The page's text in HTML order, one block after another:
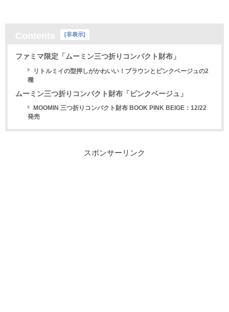
非表示
ファミマ限定「ムーミン三つ折りコンパクト財布」
リトルミイの型押しがかわいい！ブラウンとピンクベージュの2
種
ムーミン三つ折りコンパクト財布「ピンクベージュ」
MOOMIN 三つ折りコンパクト財布 BOOK PINK BEIGE：12/22
発売
スポンサーリンク